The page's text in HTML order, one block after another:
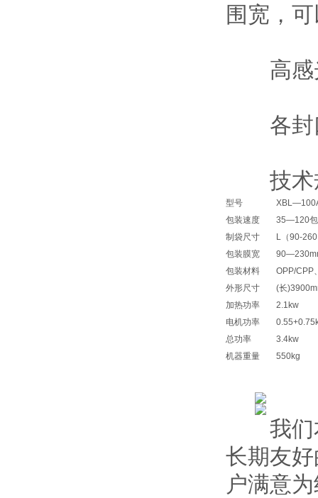
围宽，
高感
各封口
技术
型号
包装速度
35—120包
制袋尺寸
L （90-260
包装膜宽
包装材料
OPP/CPP
外形尺寸
(长
加热功率
2.1kw
电机功率
总功率
3.4kw
机器重量
550kg
我们本
长期友
户满意